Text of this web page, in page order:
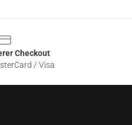
Checkout
/ Visa